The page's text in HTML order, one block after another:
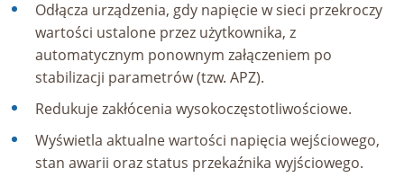
Odłącza urządzenia, gdy napięcie w sieci przekroczy
wartości ustalone przez użytkownika, z
automatycznym ponownym załączeniem po
stabilizacji parametrów (tzw. APZ).
Redukuje zakłócenia wysokoczęstotliwościowe.
Wyświetla aktualne wartości napięcia wejściowego,
stan awarii oraz status przekaźnika wyjściowego.